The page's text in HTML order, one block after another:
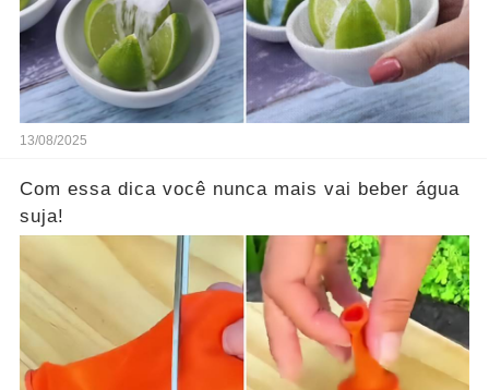
13/08/2025
Com essa dica você nunca mais vai beber água
suja!